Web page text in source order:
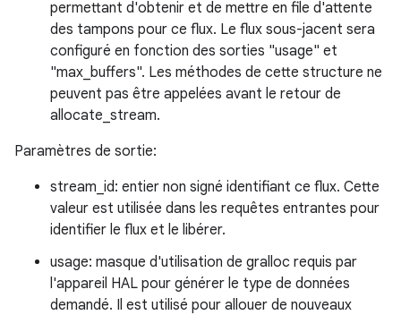
permettant d'obtenir et de mettre en file d'attente
des tampons pour ce flux. Le flux sous-jacent sera
configuré en fonction des sorties "usage" et
"max_buffers". Les méthodes de cette structure ne
peuvent pas être appelées avant le retour de
allocate_stream.
Paramètres de sortie:
stream_id: entier non signé identifiant ce flux. Cette
valeur est utilisée dans les requêtes entrantes pour
identifier le flux et le libérer.
usage: masque d'utilisation de gralloc requis par
l'appareil HAL pour générer le type de données
demandé. Il est utilisé pour allouer de nouveaux